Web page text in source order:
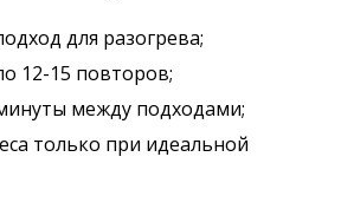
для разогрева;
12-15 повторов;
между подходами;
только при идеальной